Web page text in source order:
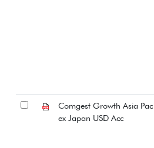
Comgest Growth Asia Pac
ex Japan USD Acc